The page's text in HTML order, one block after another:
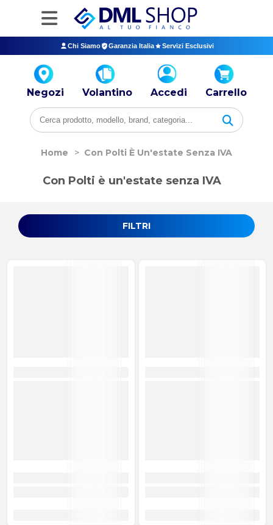
Chi Siamo Garanzia Italia Servizi Esclusivi
Negozi Volantino Accedi Carrello
Home > Con Polti È Un'estate Senza IVA
FILTRI
Con Polti è un'estate senza IVA